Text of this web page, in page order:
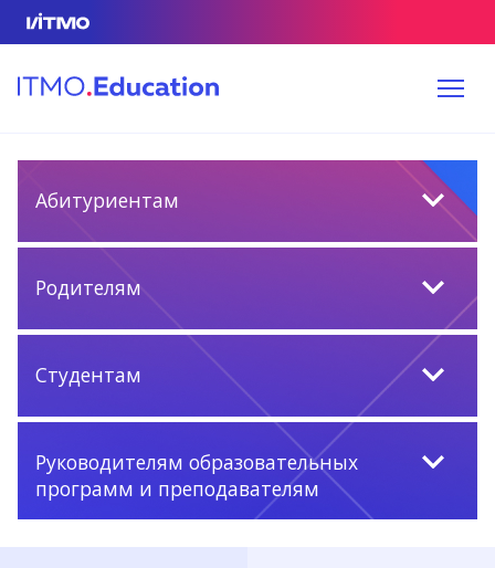
Абитуриентам
Родителям
Студентам
Руководителям образовательных
программ и преподавателям